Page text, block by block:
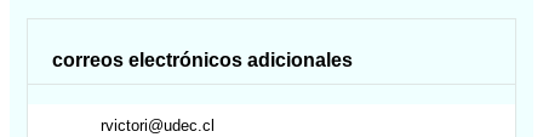
correos electrónicos adicionales
rvictori@udec.cl